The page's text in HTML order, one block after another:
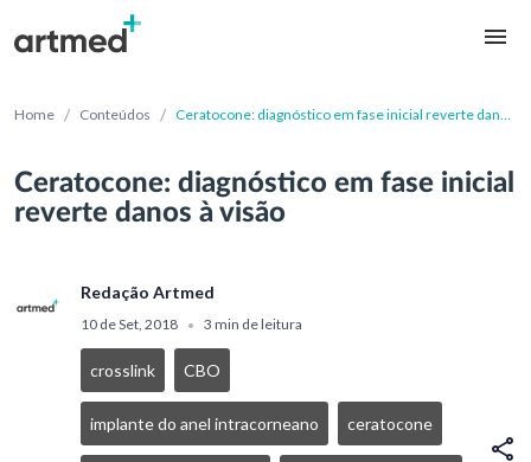
Home / Conteúdos / Ceratocone: diagnóstico em fase inicial reverte danos
Ceratocone: diagnóstico em fase inicial
reverte danos à visão
Redação Artmed
10 de Set, 2018 • 3 min de leitura
crosslink CBO
implante do anel intracorneano ceratocone